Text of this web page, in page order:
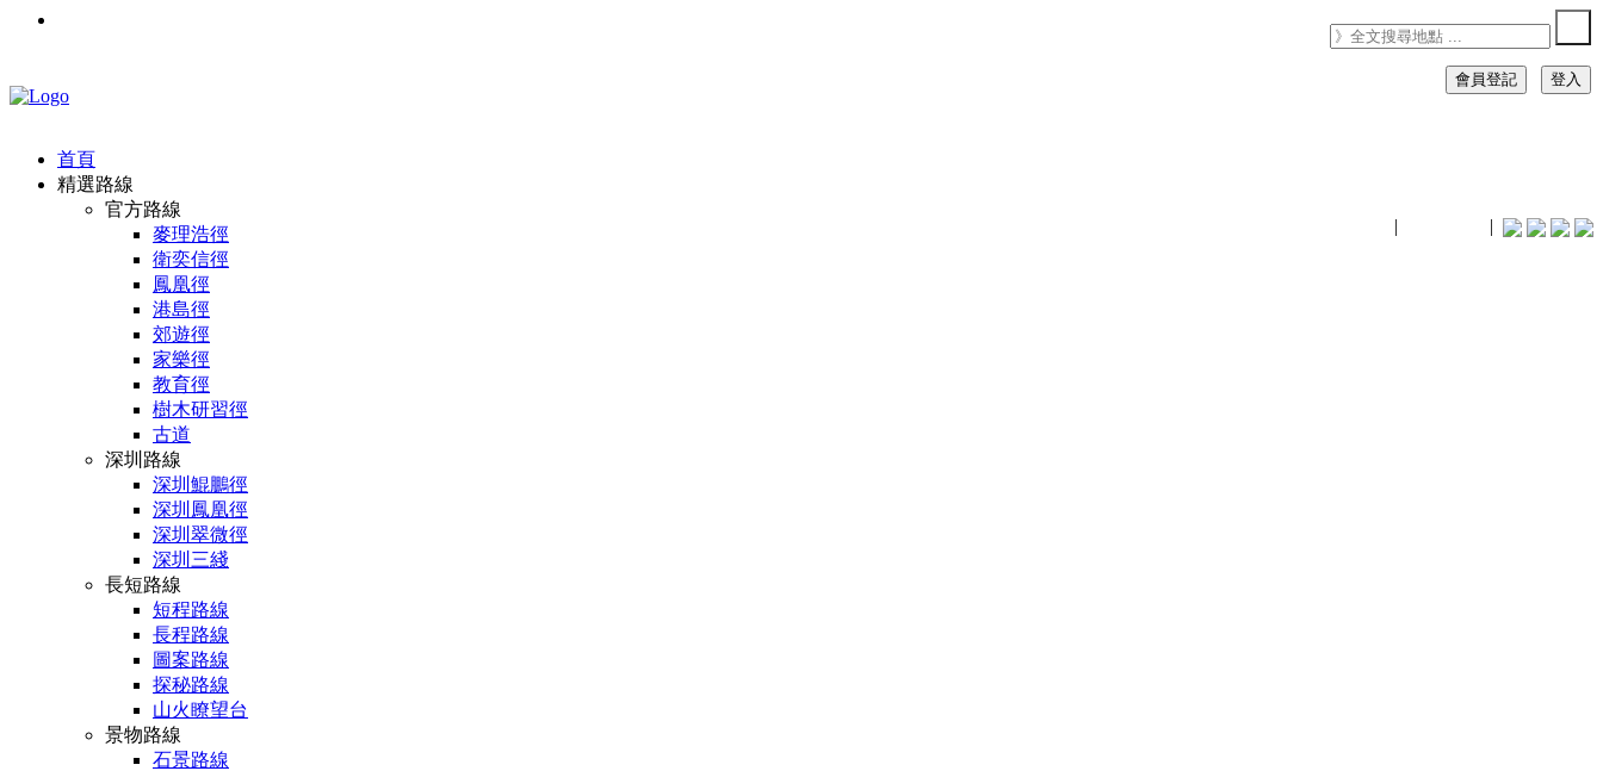
| |
會員登記 登入
首頁
精選路線
官方路線
麥理浩徑
衛奕信徑
鳳凰徑
港島徑
郊遊徑
家樂徑
教育徑
樹木研習徑
古道
深圳路線
深圳鯤鵬徑
深圳鳳凰徑
深圳翠微徑
深圳三綫
長短路線
短程路線
長程路線
圖案路線
探秘路線
山火瞭望台
景物路線
石景路線